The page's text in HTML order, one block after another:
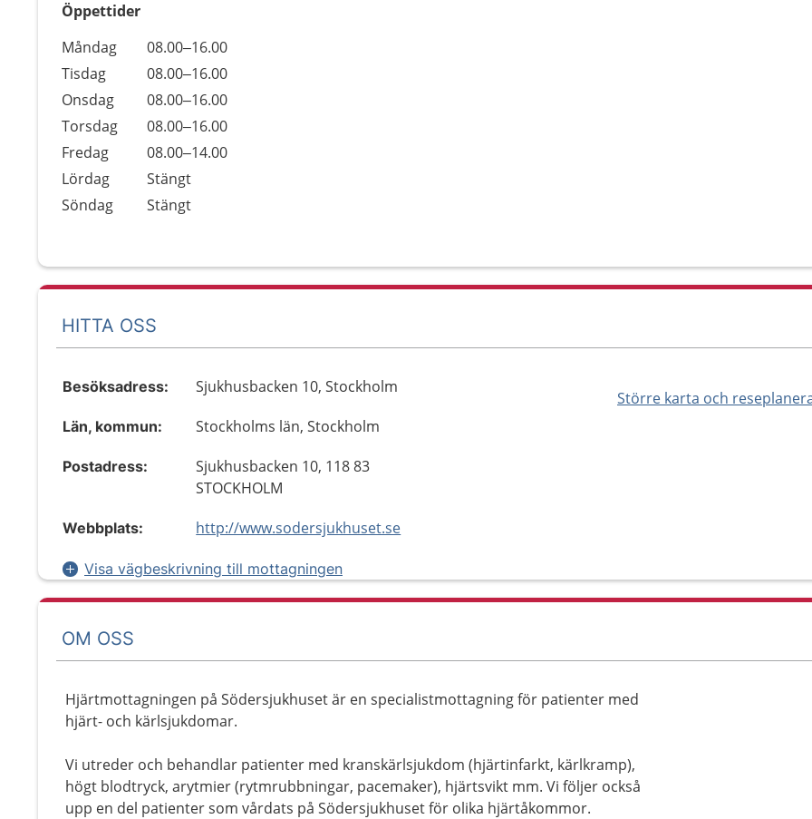
Öppettider
Dag
Öppettider
Kommentarer
Måndag
08.00–16.00
Tisdag
08.00–16.00
Onsdag
08.00–16.00
Torsdag
08.00–16.00
Fredag
08.00–14.00
Lördag
Stängt
Söndag
Stängt
HITTA OSS
Större karta och
Besöksadress: Sjukhusbacken 10, Stockholm
Län, kommun: Stockholms län, Stockholm
Postadress:
Sjukhusbacken 10, 118 83
STOCKHOLM
Webbplats: http://www.sodersjukhuset.se
Visa vägbeskrivning till mottagningen
OM OSS
Hjärtmottagningen på Södersjukhuset är en specialistmottagning för patienter med
hjärt- och kärlsjukdomar.
Vi utreder och behandlar patienter med kranskärlsjukdom (hjärtinfarkt, kärlkramp),
högt blodtryck, arytmier (rytmrubbningar, pacemaker), hjärtsvikt mm. Vi följer också
upp en del patienter som vårdats på Södersjukhuset för olika hjärtåkommor.